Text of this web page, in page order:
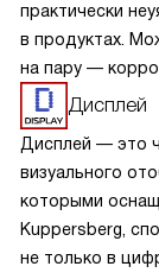
практически
в продуктах.
на пару —
из нержавейки
чистящих
Дисплей
Дисплей — это
визуального
которыми
Kuppersberg,
не только в